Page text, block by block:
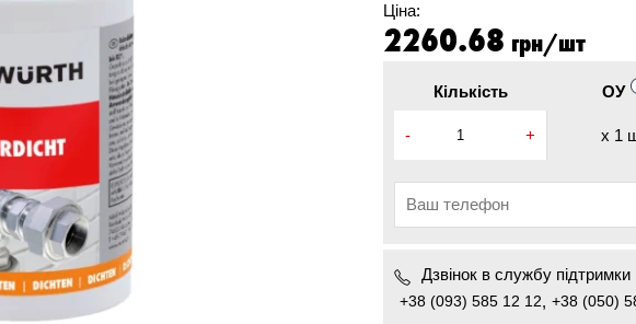
Ціна:
2260.68 грн/шт
Кількість
- +
ОУ
x 1
Дзвінок в службу підтримки
+38 (093) 585 12 12, +38 (050)